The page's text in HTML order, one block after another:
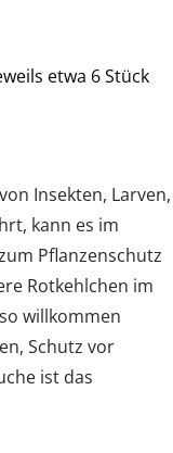
etwa 6 Stück
Insekten, Larven,
kann es im
Pflanzenschutz
Rotkehlchen im
willkommen
Schutz vor
ist das